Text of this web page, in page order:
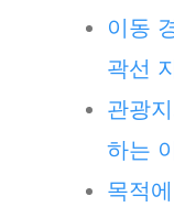
이동
곽선
관광
하는
목적